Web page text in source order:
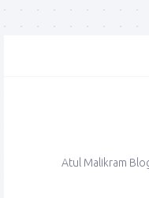
Atul Malikram